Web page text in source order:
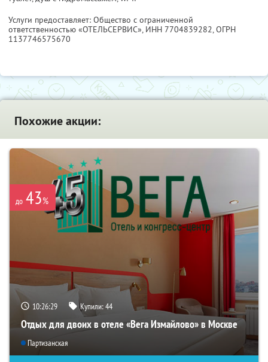
Услуги предоставляет: Общество с ограниченной
ответственностью «ОТЕЛЬСЕРВИС», ИНН 7704839282, ОГРН
1137746575670
Похожие акции:
до 43%
10:26:29 Купили:44
Отдых для двоих в отеле «Вега Измайлово» в Москве
Партизанская